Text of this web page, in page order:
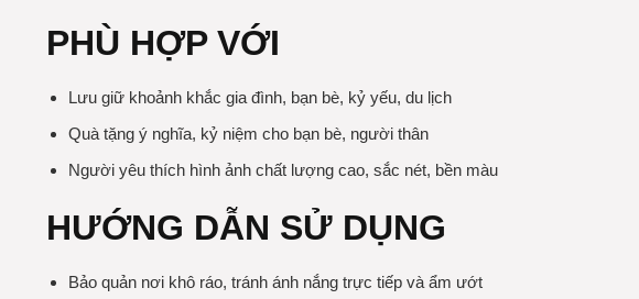
PHÙ HỢP VỚI
Lưu giữ khoảnh khắc gia đình, bạn bè, kỷ yếu, du lịch
Quà tặng ý nghĩa, kỷ niệm cho bạn bè, người thân
Người yêu thích hình ảnh chất lượng cao, sắc nét, bền màu
HƯỚNG DẪN SỬ DỤNG
Bảo quản nơi khô ráo, tránh ánh nắng trực tiếp và ẩm ướt